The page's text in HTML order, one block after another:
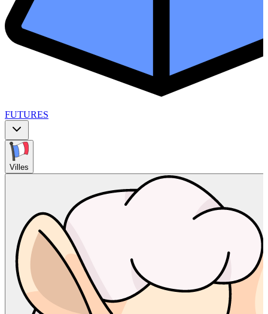
FUTURES
Villes